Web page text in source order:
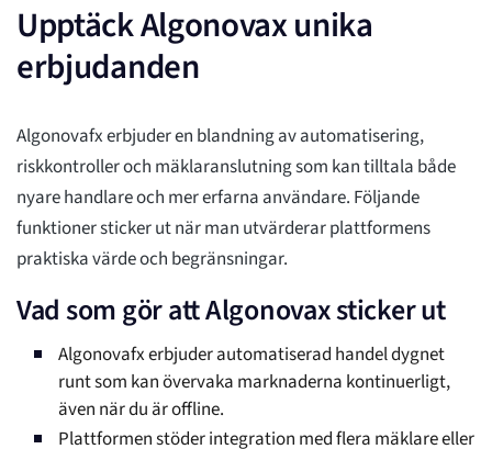
Upptäck Algonovax unika
erbjudanden
Algonovafx erbjuder en blandning av automatisering,
riskkontroller och mäklaranslutning som kan tilltala både
nyare handlare och mer erfarna användare. Följande
funktioner sticker ut när man utvärderar plattformens
praktiska värde och begränsningar.
Vad som gör att Algonovax sticker ut
Algonovafx erbjuder automatiserad handel dygnet
runt som kan övervaka marknaderna kontinuerligt,
även när du är offline.
Plattformen stöder integration med flera mäklare eller